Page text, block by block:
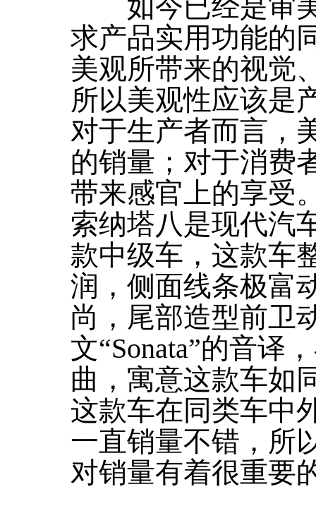
如今已经是审美
求产品实用功能的
美观所带来的视觉
所以美观性应该是
对于生产者而言，
的销量；对于消费
带来感官上的享受
索纳塔八是现代汽
款中级车，这款车
润，侧面线条极富
尚，尾部造型前卫
文“Sonata”的音译
曲，寓意这款车如
这款车在同类车中
一直销量不错，所
对销量有着很重要